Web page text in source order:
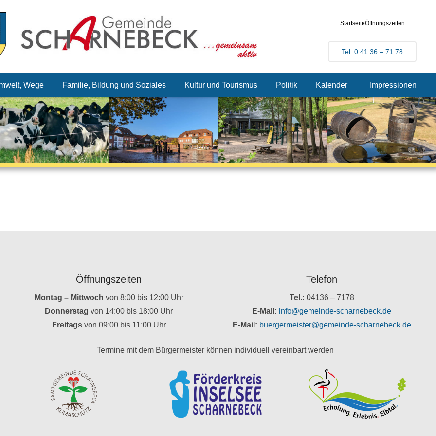
StartseiteÖffnungszeiten
Tel: 0 41 36 – 71 78
Wege Familie, Bildung und Soziales Kultur und Tourismus Politik Kalender Impressionen
Öffnungszeiten
Montag – Mittwoch von 8:00 bis 12:00 Uhr
Donnerstagvon 14:00 bis 18:00 Uhr
Freitags von 09:00 bis 11:00 Uhr
Telefon
Tel.: 04136 – 7178
E-Mail: info@gemeinde-scharnebeck.de
E-Mail: buergermeister@gemeinde-scharnebeck.de
Termine mit dem Bürgermeister können individuell vereinbart werden